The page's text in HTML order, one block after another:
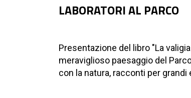
LABORATORI AL PARCO
Presentazione del libro "La
meraviglioso paesaggio del
con la natura, racconti per grandi